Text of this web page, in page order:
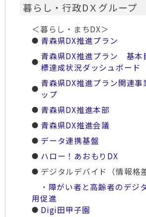
暮らし・行政DＸグループ
＜暮らし・まちDX＞
青森県DX推進プラン
青森県DX推進プラン 基本
標達成状況ダッシュボード
青森県DX推進プラン関連事
ップ
青森県DX推進本部
青森県DX推進会議
データ連携基盤
ハロー！あおもりDX
デジタルデバイド（情報格
・ 障がい者と高齢者のデジ
用促進
Digi田甲子園